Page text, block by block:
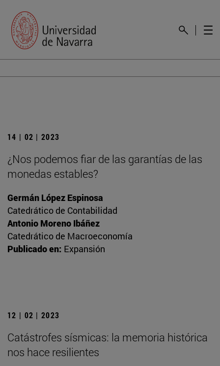
14 | 02 | 2023
¿Nos podemos fiar de las garantías de las
monedas estables?
Germán López Espinosa
Catedrático de Contabilidad
Antonio Moreno Ibáñez
Catedrático de Macroeconomía
Publicado en: Expansión
12 | 02 | 2023
Catástrofes sísmicas: la memoria histórica
nos hace resilientes